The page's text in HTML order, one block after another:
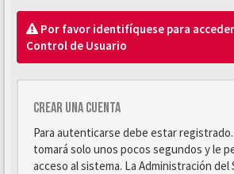
Por favor identifíquese para
Control de Usuario
Crear una cuenta
Para autenticarse debe estar
tomará solo unos pocos segundos y le
acceso al sistema. La Administración del